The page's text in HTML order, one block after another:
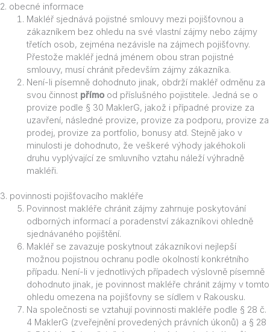
2. obecné informace
Makléř sjednává pojistné smlouvy mezi pojišťovnou a
zákazníkem bez ohledu na své vlastní zájmy nebo zájmy
třetích osob, zejména nezávisle na zájmech pojišťovny.
Přestože makléř jedná jménem obou stran pojistné
smlouvy, musí chránit především zájmy zákazníka.
Není-li písemně dohodnuto jinak, obdrží makléř odměnu za
svou činnost přímood příslušného pojistitele. Jedná se o
provize podle § 30 MaklerG, jakož i případné provize za
uzavření, následné provize, provize za podporu, provize za
prodej, provize za portfolio, bonusy atd. Stejně jako v
minulosti je dohodnuto, že veškeré výhody jakéhokoli
druhu vyplývající ze smluvního vztahu náleží výhradně
makléři.
3. povinnosti pojišťovacího makléře
Povinnost makléře chránit zájmy zahrnuje poskytování
odborných informací a poradenství zákazníkovi ohledně
sjednávaného pojištění.
Makléř se zavazuje poskytnout zákazníkovi nejlepší
možnou pojistnou ochranu podle okolností konkrétního
případu. Není-li v jednotlivých případech výslovně písemně
dohodnuto jinak, je povinnost makléře chránit zájmy v tomto
ohledu omezena na pojišťovny se sídlem v Rakousku.
Na společnosti se vztahují povinnosti makléře podle § 28 č.
4 MaklerG (zveřejnění provedených právních úkonů) a § 28